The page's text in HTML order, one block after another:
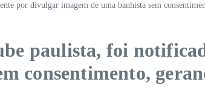
por divulgar imagem de uma banhista sem
paulista, foi
consentimento,